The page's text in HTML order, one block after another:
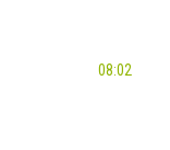
08:02